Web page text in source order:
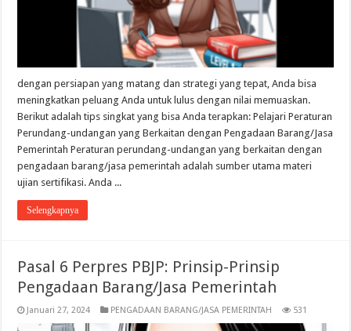
dengan persiapan yang matang dan strategi yang tepat, Anda bisa
meningkatkan peluang Anda untuk lulus dengan nilai memuaskan.
Berikut adalah tips singkat yang bisa Anda terapkan: Pelajari Peraturan
Perundang-undangan yang Berkaitan dengan Pengadaan Barang/Jasa
Pemerintah Peraturan perundang-undangan yang berkaitan dengan
pengadaan barang/jasa pemerintah adalah sumber utama materi
ujian sertifikasi. Anda ...
Selengkapnya
Pasal 6 Perpres PBJP: Prinsip-Prinsip
Pengadaan Barang/Jasa Pemerintah
Januari 27, 2024 PENGADAAN BARANG/JASA PEMERINTAH 531